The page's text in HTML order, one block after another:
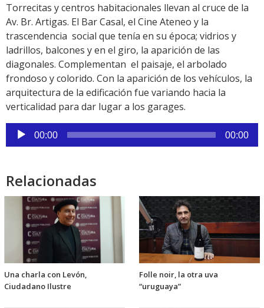
Link
Torrecitas y centros habitacionales llevan al cruce de la
Av. Br. Artigas. El Bar Casal, el Cine Ateneo y la
trascendencia social que tenía en su época; vidrios y
ladrillos, balcones y en el giro, la aparición de las
diagonales. Complementan el paisaje, el arbolado
frondoso y colorido. Con la aparición de los vehículos, la
arquitectura de la edificación fue variando hacia la
verticalidad para dar lugar a los garages.
Reproductor
de
00:00 00:00
Relacionadas
Una charla con Levón,
Ciudadano Ilustre
Folle noir, la otra uva
“uruguaya”